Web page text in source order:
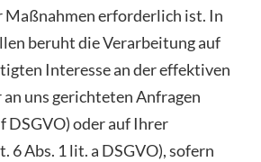
erforderlich ist. In
beruht die Verarbeitung auf
Interesse an der effektiven
uns gerichteten Anfragen
DSGVO) oder auf Ihrer
6 Abs. 1 lit. a DSGVO), sofern